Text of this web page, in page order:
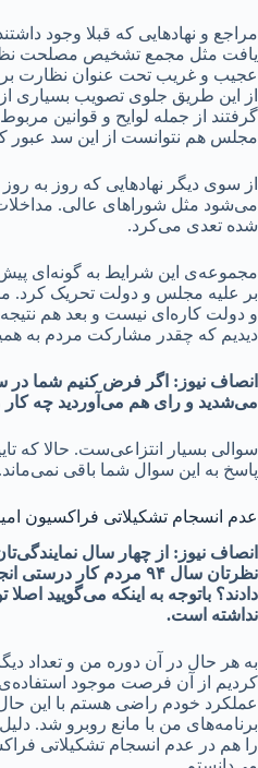
مراجع و نهادهایی که قبلا وجود
یافت مثل مجمع تشخیص مصلحت
عجیب و غریب تحت عنوان نظارت
از این طریق جلوی تصویب بسیاری
مجلس هم نتوانست از این سد عبور
از سوی دیگر نهادهایی که روز به
می‌شود مثل شوراهای عالی.
شده تعدی می‌کرد.
مجموعه‌ی این شرایط به گونه‌ای
بر علیه مجلس و دولت تحریک کرد.
دیدیم که چقدر مشارکت مردم به
می‌شدید و رای هم می‌آوردید چه کار
سوالی بسیار انتزاعی‌ست. حالا که
پاسخ به این سوال شما باقی نمی‌ماند.
عدم انسجام تشکیلاتی فراکسیون
انصاف نیوز: از چهار سال
نظرتان سال ۹۴ مردم کار
دادند؟ باتوجه به اینکه می‌گویید
نداشته است.
به هر حال در آن دوره من و تعداد
کردیم از آن فرصت موجود
عملکرد خودم راضی هستم با این
برنامه‌‌های من با مانع روبرو شد.
را هم در عدم انسجام تشکیلاتی